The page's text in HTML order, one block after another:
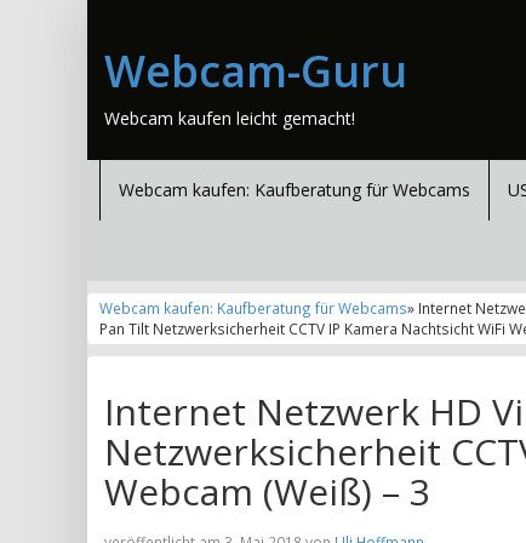
Webcam-Guru
Webcam kaufen leicht gemacht!
Webcam kaufen: Kaufberatung für Webcams
Webcam kaufen: Kaufberatung für Webcams» Internet
Pan Tilt Netzwerksicherheit CCTV IP Kamera Nachtsicht WiFi
Internet Netzwerk HD
Netzwerksicherheit
Webcam (Weiß) – 3